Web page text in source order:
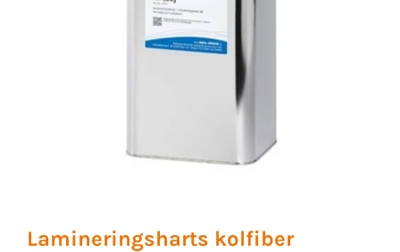
Lamineringsharts kolfiber